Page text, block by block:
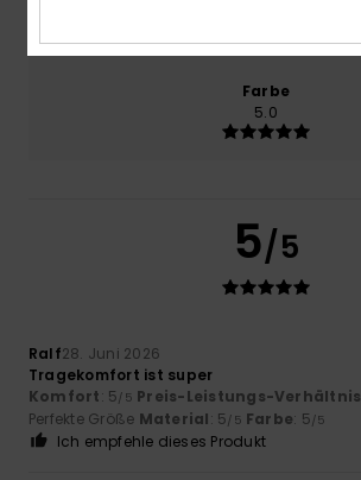
Farbe
5.0
5/5
Ralf28. Juni 2026
Tragekomfort ist super
Komfort: 5/5 Preis-Leistungs-Verhältnis
Perfekte Größe Material: 5/5 Farbe: 5/5
Ich empfehle dieses Produkt